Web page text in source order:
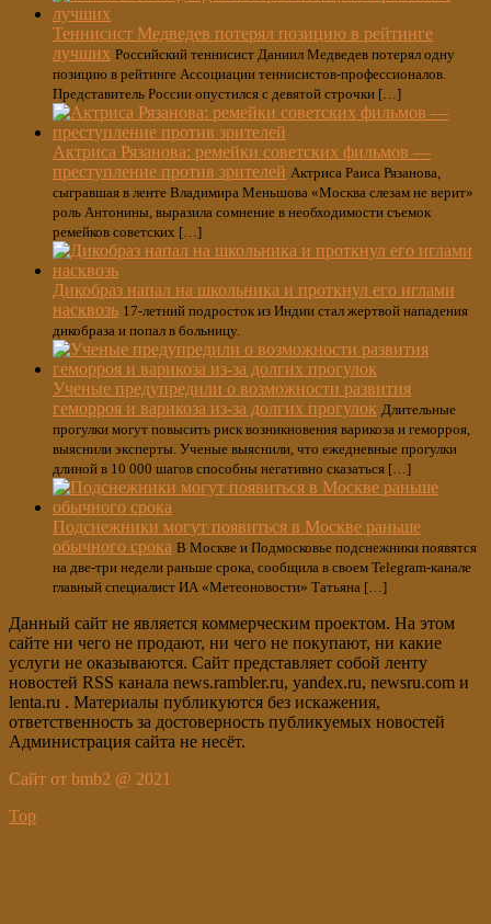
Теннисист Медведев потерял позицию в рейтинге
лучших Российский теннисист Даниил Медведев потерял одну
позицию в рейтинге Ассоциации теннисистов-профессионалов.
Представитель России опустился с девятой строчки […]
Актриса Рязанова: ремейки советских фильмов —
преступление против зрителей Актриса Раиса Рязанова,
сыгравшая в ленте Владимира Меньшова «Москва слезам не верит»
роль Антонины, выразила сомнение в необходимости съемок
ремейков советских […]
Дикобраз напал на школьника и проткнул его иглами
насквозь 17-летний подросток из Индии стал жертвой нападения
дикобраза и попал в больницу.
Ученые предупредили о возможности развития
геморроя и варикоза из-за долгих прогулок Длительные
прогулки могут повысить риск возникновения варикоза и геморроя,
выяснили эксперты. Ученые выяснили, что ежедневные прогулки
длиной в 10 000 шагов способны негативно сказаться […]
Подснежники могут появиться в Москве раньше
обычного срока В Москве и Подмосковье подснежники появятся
на две-три недели раньше срока, сообщила в своем Telegram-канале
главный специалист ИА «Метеоновости» Татьяна […]
Данный сайт не является коммерческим проектом. На этом
сайте ни чего не продают, ни чего не покупают, ни какие
услуги не оказываются. Сайт представляет собой ленту
новостей RSS канала news.rambler.ru, yandex.ru, newsru.com и
lenta.ru . Материалы публикуются без искажения,
ответственность за достоверность публикуемых новостей
Администрация сайта не несёт.
Сайт от bmb2 @ 2021
Top